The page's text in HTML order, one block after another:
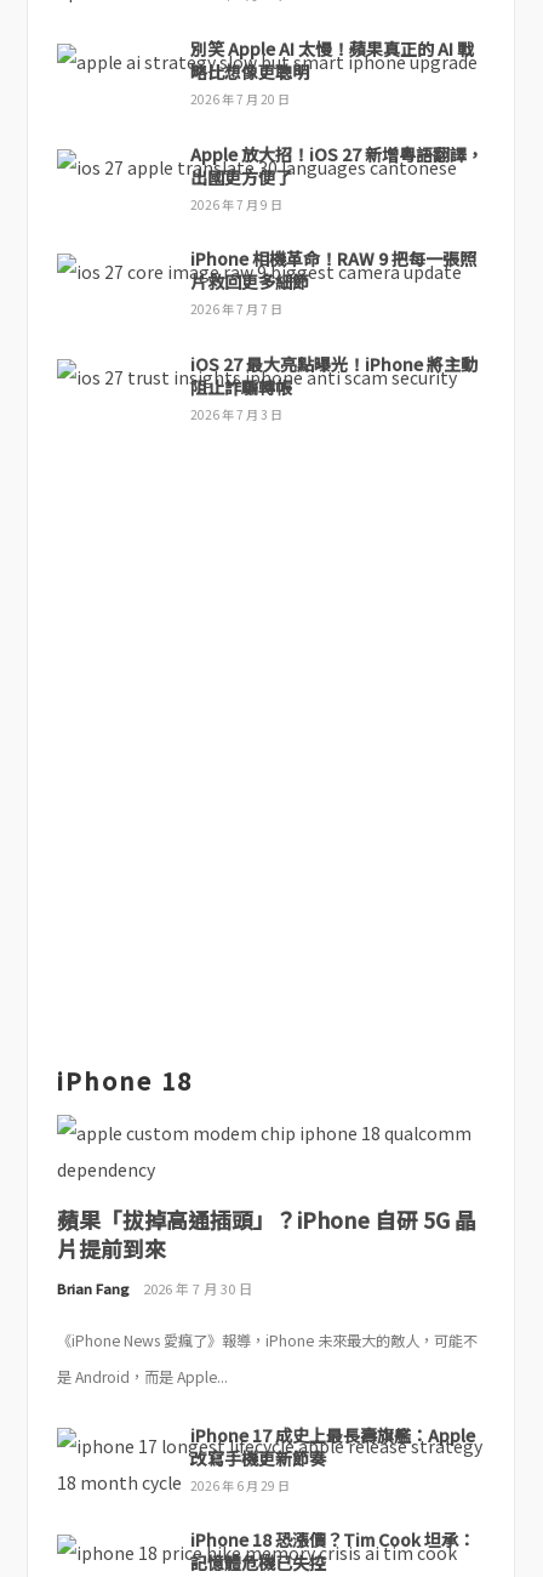
別笑 Apple AI 太慢！蘋果真正的 AI 戰
略比想像更聰明
2026 年 7 月 20 日
Apple 放大招！iOS 27 新增粵語翻譯，
出國更方便了
2026 年 7 月 9 日
iPhone 相機革命！RAW 9 把每一張照
片救回更多細節
2026 年 7 月 7 日
iOS 27 最大亮點曝光！iPhone 將主動
阻止詐騙轉帳
2026 年 7 月 3 日
iPhone 18
蘋果「拔掉高通插頭」？iPhone 自研 5G 晶
片提前到來
Brian Fang 2026 年 7 月 30 日
《iPhone News 愛瘋了》報導，iPhone 未來最大的敵人，可能不
是 Android，而是 Apple...
iPhone 17 成史上最長壽旗艦：Apple
改寫手機更新節奏
2026 年 6 月 29 日
iPhone 18 恐漲價？Tim Cook 坦承：
記憶體危機已失控